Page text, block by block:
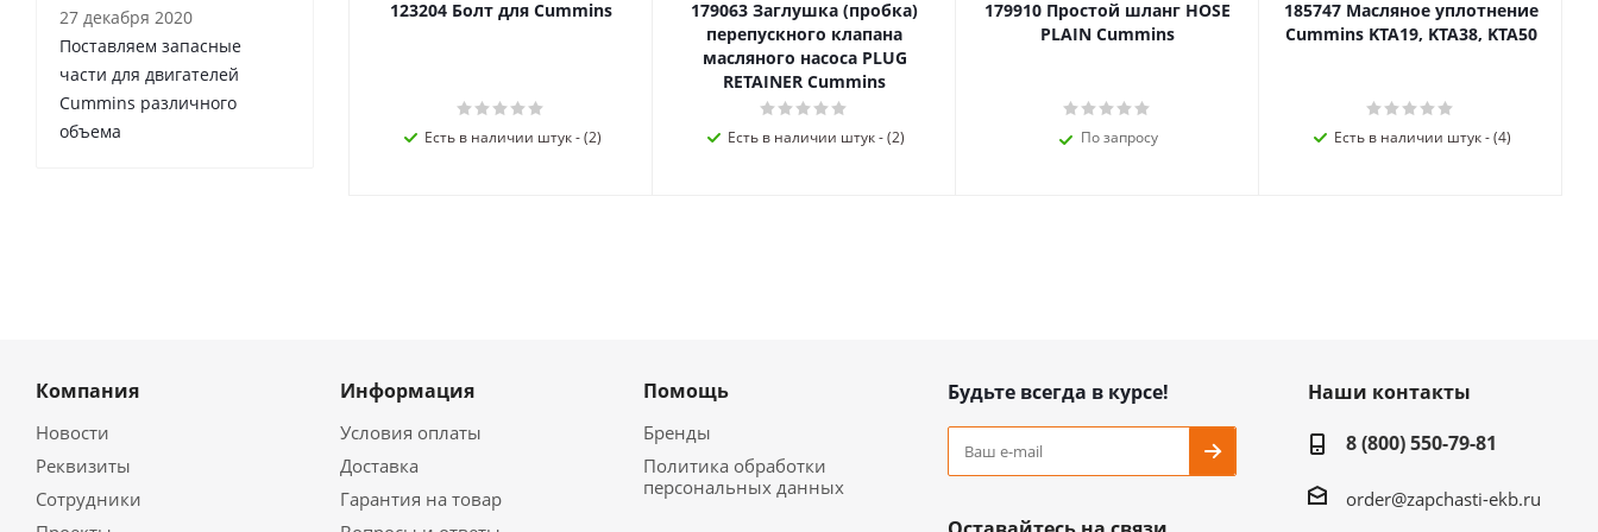
123204 Болт для Cummins
Есть в наличии штук - (2)
179063 Заглушка (пробка)
перепускного клапана
масляного насоса PLUG
RETAINER Cummins
Есть в наличии штук - (2)
179910 Простой шланг HOSE
PLAIN Cummins
По запросу
185747 Масляное уплотнение
Cummins KTA19, KTA38, KTA50
Есть в наличии штук - (4)
27 декабря 2020
Поставляем запасные
части для двигателей
Cummins различного
объема
Компания
Новости
Реквизиты
Сотрудники
Информация
Условия оплаты
Доставка
Гарантия на товар
Помощь
Бренды
Политика обработки
персональных данных
Будьте всегда в курсе!
Наши контакты
8 (800) 550-79-81
order@zapchasti-ekb.ru